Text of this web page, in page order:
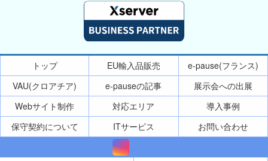
トップ EU輸入品販売
e-pause(フランス)
VAU(クロアチア)
e-pauseの記事
展示会への出展
Webサイト制作
対応エリア
導入事例
保守契約について
ITサービス お問い合わせ